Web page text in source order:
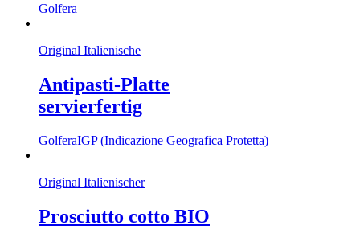
Golfera
Original Italienische
Antipasti-Platte
servierfertig
GolferaIGP (Indicazione Geografica Protetta)
Original Italienischer
Prosciutto cotto BIO